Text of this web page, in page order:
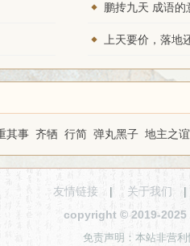
鹏抟九天 成语的
其事 齐牺 行简 弹丸黑子 地主之谊
友情链接 | 关于我们
copyright © 2019-2025
免责声明：本站非营